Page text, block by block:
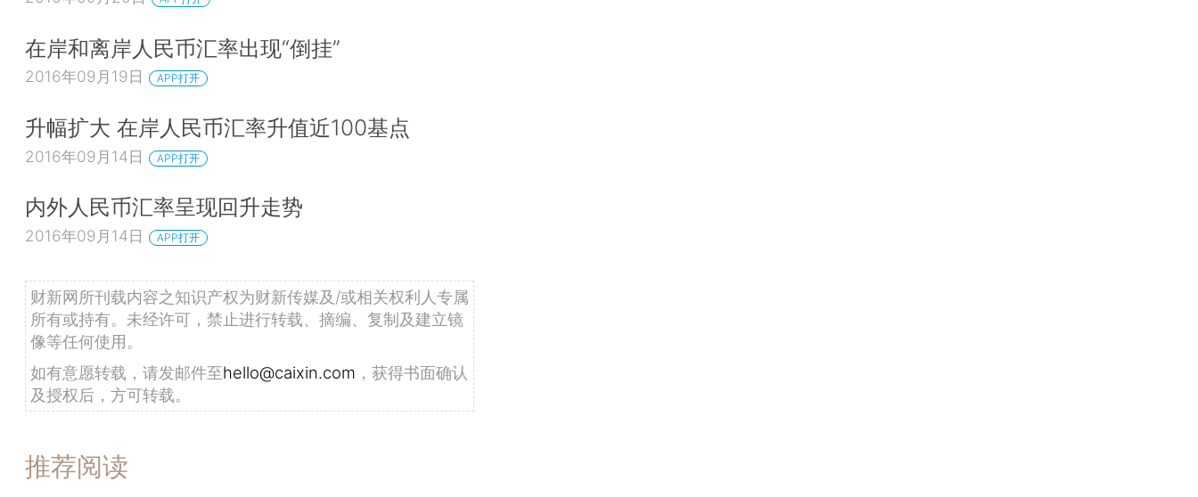
在岸和离岸人民币汇率出现“倒挂”
2016年09月19日 APP打开
升幅扩大 在岸人民币汇率升值近100基点
2016年09月14日 APP打开
内外人民币汇率呈现回升走势
2016年09月14日 APP打开
财新网所刊载内容之知识产权为财新传媒及/或相关权利人专属
所有或持有。未经许可，禁止进行转载、摘编、复制及建立镜
像等任何使用。
如有意愿转载，请发邮件至hello@caixin.com ，获得书面确认
及授权后，方可转载。
推荐阅读